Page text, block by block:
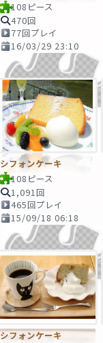
108ピース
470回
77回プレイ
16/03/29 23:10
シフォンケーキ
108ピース
1,091回
465回プレイ
15/09/18 06:18
シフォンケーキ